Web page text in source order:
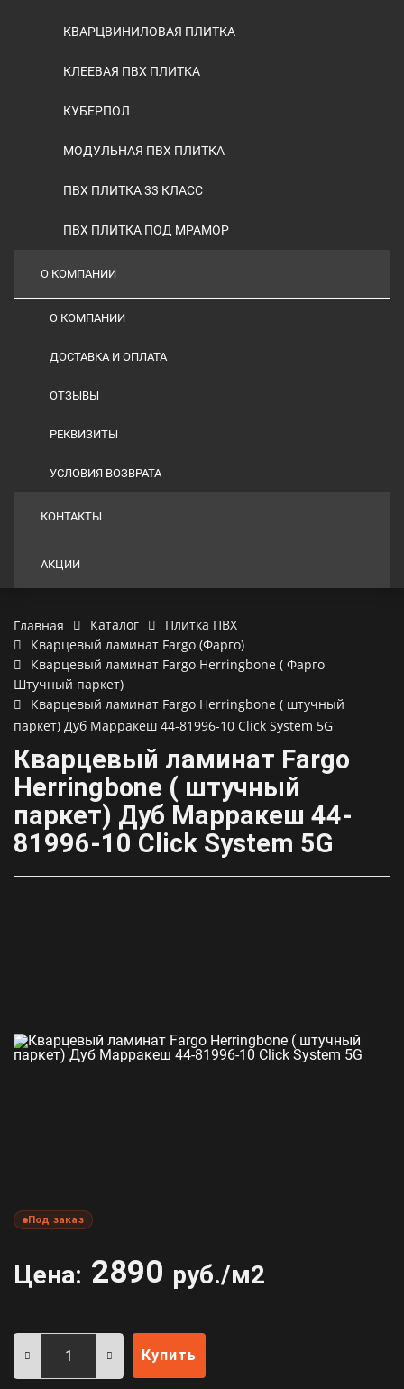
КВАРЦВИНИЛОВАЯ ПЛИТКА
КЛЕЕВАЯ ПВХ ПЛИТКА
КУБЕРПОЛ
МОДУЛЬНАЯ ПВХ ПЛИТКА
ПВХ ПЛИТКА 33 КЛАСС
ПВХ ПЛИТКА ПОД МРАМОР
О КОМПАНИИ
О КОМПАНИИ
ДОСТАВКА И ОПЛАТА
ОТЗЫВЫ
РЕКВИЗИТЫ
УСЛОВИЯ ВОЗВРАТА
КОНТАКТЫ
АКЦИИ
Главная Каталог
Плитка ПВХ
Кварцевый ламинат Fargo (Фарго)
Кварцевый ламинат Fargo Herringbone ( Фарго
Штучный паркет)
Кварцевый ламинат Fargo Herringbone ( штучный
паркет) Дуб Марракеш 44-81996-10 Click System 5G
Кварцевый ламинат Fargo
Herringbone ( штучный
паркет) Дуб Марракеш 44-
81996-10 Click System 5G
Под заказ
Цена: 2890 руб./м2
Купить